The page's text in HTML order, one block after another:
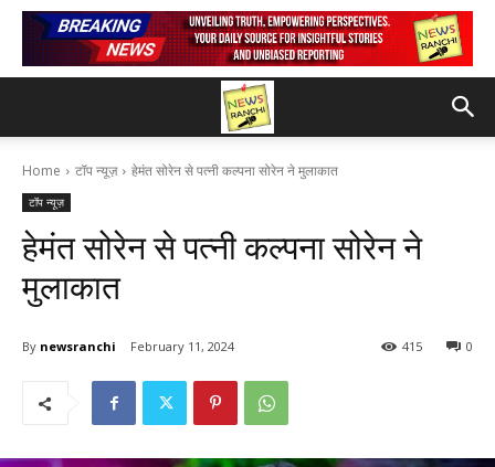
Home टॉप न्यूज़ हेमंत सोरेन से पत्नी कल्पना सोरेन ने मुलाकात
टॉप न्यूज़
हेमंत सोरेन से पत्नी कल्पना सोरेन ने
मुलाकात
By newsranchi February 11, 2024 0
415